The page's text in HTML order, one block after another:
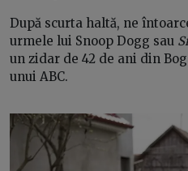
După scurta haltă, ne
urmele lui Snoop Dogg sau
un zidar de 42 de ani din
unui ABC.